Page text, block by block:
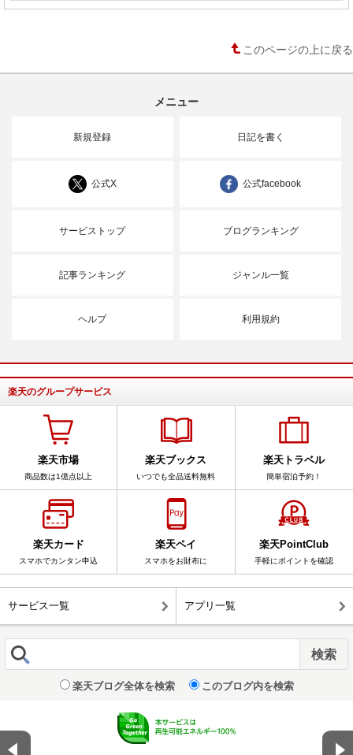
このページの上に戻る
メニュー
新規登録 日記を書く
公式X 公式facebook
サービストップ ブログランキング
記事ランキング ジャンル一覧
ヘルプ 利用規約
楽天のグループサービス
楽天市場
商品数は1億点以上
楽天ブックス
いつでも全品送料無料
楽天トラベル
簡単宿泊予約！
楽天カード
スマホでカンタン申込
楽天ペイ
スマホをお財布に
楽天PointClub
手軽にポイントを確認
サービス一覧 アプリ一覧
楽天ブログ全体を検索 このブログ内を検索